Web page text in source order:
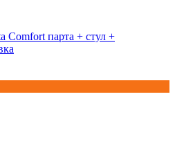
Comfort парта + стул +